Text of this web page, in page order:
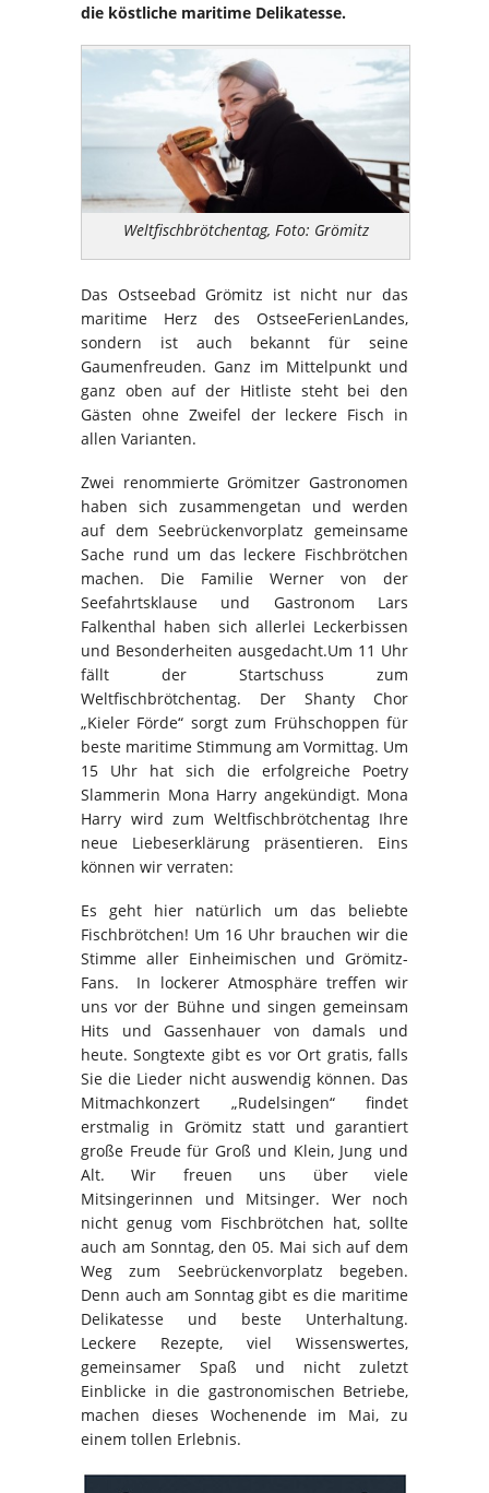
die köstliche maritime Delikatesse.
Weltfischbrötchentag, Foto: Grömitz
Das Ostseebad Grömitz ist nicht nur das
maritime Herz des OstseeFerienLandes,
sondern ist auch bekannt für seine
Gaumenfreuden. Ganz im Mittelpunkt und
ganz oben auf der Hitliste steht bei den
Gästen ohne Zweifel der leckere Fisch in
allen Varianten.
Zwei renommierte Grömitzer Gastronomen
haben sich zusammengetan und werden
auf dem Seebrückenvorplatz gemeinsame
Sache rund um das leckere Fischbrötchen
machen. Die Familie Werner von der
Seefahrtsklause und Gastronom Lars
Falkenthal haben sich allerlei Leckerbissen
und Besonderheiten ausgedacht.Um 11 Uhr
fällt der Startschuss zum
Weltfischbrötchentag. Der Shanty Chor
„Kieler Förde“ sorgt zum Frühschoppen für
beste maritime Stimmung am Vormittag. Um
15 Uhr hat sich die erfolgreiche Poetry
Slammerin Mona Harry angekündigt. Mona
Harry wird zum Weltfischbrötchentag Ihre
neue Liebeserklärung präsentieren. Eins
können wir verraten:
Es geht hier natürlich um das beliebte
Fischbrötchen! Um 16 Uhr brauchen wir die
Stimme aller Einheimischen und Grömitz-
Fans. In lockerer Atmosphäre treffen wir
uns vor der Bühne und singen gemeinsam
Hits und Gassenhauer von damals und
heute. Songtexte gibt es vor Ort gratis, falls
Sie die Lieder nicht auswendig können. Das
Mitmachkonzert „Rudelsingen“ findet
erstmalig in Grömitz statt und garantiert
große Freude für Groß und Klein, Jung und
Alt. Wir freuen uns über viele
Mitsingerinnen und Mitsinger. Wer noch
nicht genug vom Fischbrötchen hat, sollte
auch am Sonntag, den 05. Mai sich auf dem
Weg zum Seebrückenvorplatz begeben.
Denn auch am Sonntag gibt es die maritime
Delikatesse und beste Unterhaltung.
Leckere Rezepte, viel Wissenswertes,
gemeinsamer Spaß und nicht zuletzt
Einblicke in die gastronomischen Betriebe,
machen dieses Wochenende im Mai, zu
einem tollen Erlebnis.